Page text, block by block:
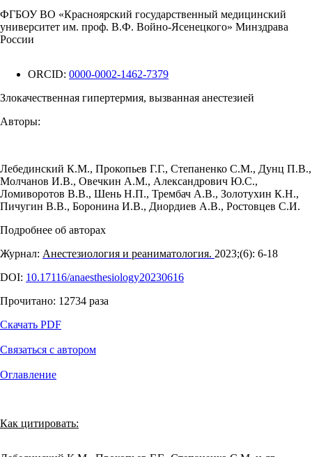
ФГБОУ ВО «Красноярский государственный медицинский
университет им. проф. В.Ф. Войно-Ясенецкого» Минздрава
России
ORCID: 0000-0002-1462-7379
Злокачественная гипертермия, вызванная анестезией
Авторы:
Лебединский К.М., Прокопьев Г.Г., Степаненко С.М., Дунц П.В.,
Молчанов И.В., Овечкин А.М., Александрович Ю.С.,
Ломиворотов В.В., Шень Н.П., Трембач А.В., Золотухин К.Н.,
Пичугин В.В., Боронина И.В., Диордиев А.В., Ростовцев С.И.
Подробнее об авторах
Журнал: Анестезиология и реаниматология. 2023;(6): 6‑18
DOI: 10.17116/anaesthesiology20230616
Прочитано: 12734 раза
Скачать PDF
Связаться с автором
Оглавление
Как цитировать: